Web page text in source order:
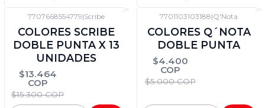
-12% DTO
7707668554779|Scribe
COLORES SCRIBE
DOBLE PUNTA X 13
UNIDADES
$13.464
COP
$15.300 COP
-12% DTO
7701103103188|Q'Nota
COLORES Q´NOTA
DOBLE PUNTA
$4.400
COP
$5.000 COP